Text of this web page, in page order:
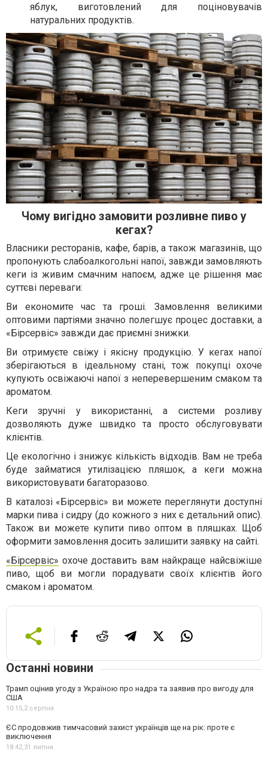
яблук, виготовлений для поціновувачів
натуральних продуктів.
Чому вигідно замовити розливне пиво у
кегах?
Власники ресторанів, кафе, барів, а також магазинів, що
пропонують слабоалкогольні напої, завжди замовляють
кеги із живим смачним напоєм, адже це рішення має
суттєві переваги:
Ви економите час та гроші. Замовлення великими
оптовими партіями значно полегшує процес доставки, а
«Бірсервіс» завжди дає приємні знижки.
Ви отримуєте свіжу і якісну продукцію. У кегах напої
зберігаються в ідеальному стані, тож покупці охоче
купують освіжаючі напої з неперевершеним смаком та
ароматом.
Кеги зручні у використанні, а системи розливу
дозволяють дуже швидко та просто обслуговувати
клієнтів.
Це екологічно і знижує кількість відходів. Вам не треба
буде займатися утилізацією пляшок, а кеги можна
використовувати багаторазово.
В каталозі «Бірсервіс» ви можете переглянути доступні
марки пива і сидру (до кожного з них є детальний опис).
Також ви можете купити пиво оптом в пляшках. Щоб
оформити замовлення досить залишити заявку на сайті.
«Бірсервіс» охоче доставить вам найкраще найсвіжіше
пиво, щоб ви могли порадувати своїх клієнтів його
смаком і ароматом.
Останні новини
Трамп оцінив угоду з Україною про надра та заявив про вигоду для
США
10:15,2 серпня
ЄС продовжив тимчасовий захист українців ще на рік: проте є
виключення
18:42,31 липня